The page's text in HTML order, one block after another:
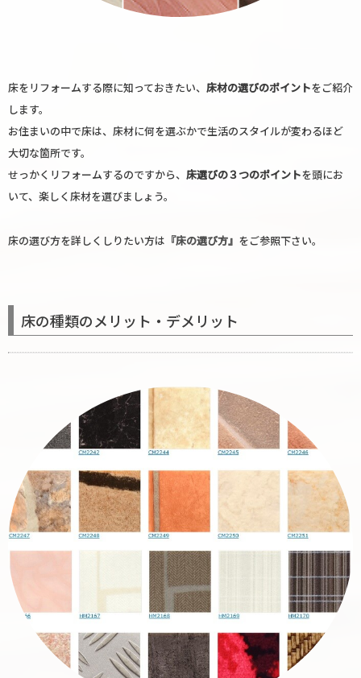
床をリフォームする際に知っておきたい、 床材の選びのポイントをご紹介
します。
お住まいの中で床は、床材に何を選ぶかで生活のスタイルが変わるほど
大切な箇所です。
せっかくリフォームするのですから、 床選びの３つのポイントを頭にお
いて、楽しく床材を選びましょう。
床の選び方を詳しくしりたい方は 『床の選び方』 をご参照下さい。
床の種類のメリット・デメリット